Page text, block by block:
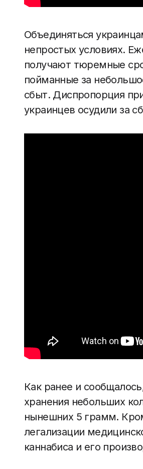
Объединяться
непростых условиях.
получают тюремные
пойманные за
сбыт. Диспропорция
украинцев осудили за
Как ранее и
хранения небольших
нынешних 5 грамм.
легализации
каннабиса и его